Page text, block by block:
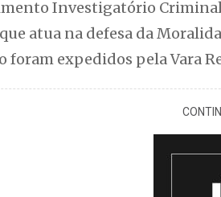
Investigatório
atua na defesa da
foram expedidos pela Vara